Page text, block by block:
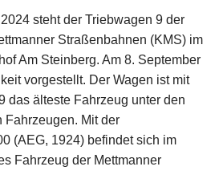
steht der Triebwagen 9 der
Straßenbahnen (KMS) im
Am Steinberg. Am 8. September
vorgestellt. Der Wagen ist mit
das älteste Fahrzeug unter den
Fahrzeugen. Mit der
(AEG, 1924) befindet sich im
Fahrzeug der Mettmanner